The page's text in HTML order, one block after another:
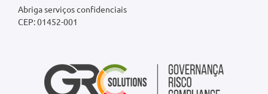
Abriga serviços confidenciais
CEP: 01452-001